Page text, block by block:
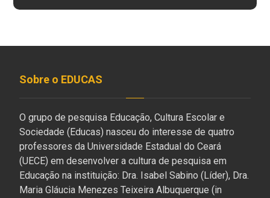
Sobre o EDUCAS
O grupo de pesquisa Educação, Cultura Escolar e
Sociedade (Educas) nasceu do interesse de quatro
professores da Universidade Estadual do Ceará
(UECE) em desenvolver a cultura de pesquisa em
Educação na instituição: Dra. Isabel Sabino (Líder), Dra.
Maria Gláucia Menezes Teixeira Albuquerque (in